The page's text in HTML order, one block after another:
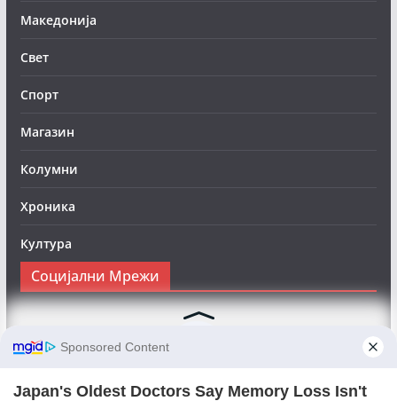
Македонија
Свет
Спорт
Магазин
Колумни
Хроника
Култура
Социјални Мрежи